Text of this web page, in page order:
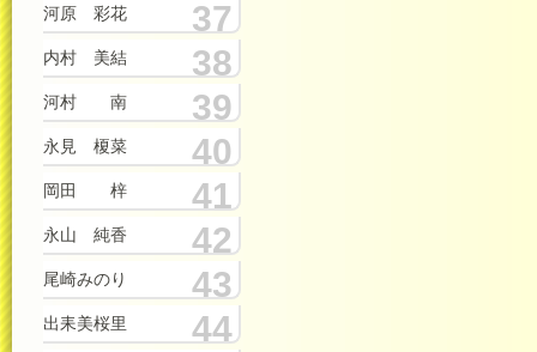
河原 彩花 37
内村 美結 38
河村 南 39
永見 榎菜 40
岡田 梓 41
永山 純香 42
尾崎みのり 43
出耒美桜里 44